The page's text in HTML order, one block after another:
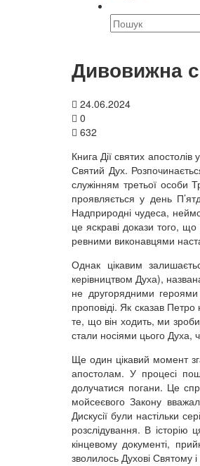
Дивовижна
24.06.2024
0
632
Книга Дії святих апостолів
Святий Дух.
служінням третьої особи
проявляється у день
Надприродні чудеса,
це яскраві докази того,
ревними виконавцями
Однак цікавим
керівництвом Духа),
не другорядними
проповіді. Як сказав
те, що він ходить, ми
стали носіями цього Духа,
Ще один цікавий момент
апостолам. У процесі
долучатися погани. Це
мойсеєвого Закону
Дискусії були настільки
розслідування. В історію
кінцевому документі,
зволилось Духові Святому